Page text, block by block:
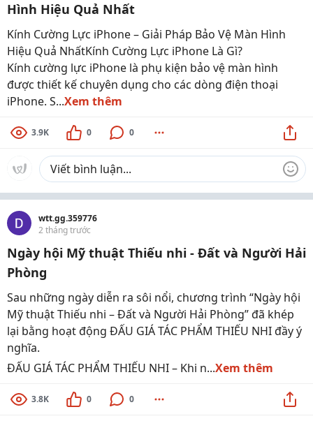
Hình Hiệu Quả Nhất
Kính Cường Lực iPhone – Giải Pháp Bảo Vệ Màn Hình
Hiệu Quả NhấtKính Cường Lực iPhone Là Gì?
Kính cường lực iPhone là phụ kiện bảo vệ màn hình
được thiết kế chuyên dụng cho các dòng điện thoại
iPhone. S...Xem thêm
3.9K 0 0
wtt.gg.359776
2 tháng trước
Ngày hội Mỹ thuật Thiếu nhi - Đất và Người Hải
Phòng
Sau những ngày diễn ra sôi nổi, chương trình “Ngày hội
Mỹ thuật Thiếu nhi – Đất và Người Hải Phòng” đã khép
lại bằng hoạt động ĐẤU GIÁ TÁC PHẨM THIẾU NHI đầy ý
nghĩa.
ĐẤU GIÁ TÁC PHẨM THIẾU NHI – Khi n...Xem thêm
3.8K 0 0